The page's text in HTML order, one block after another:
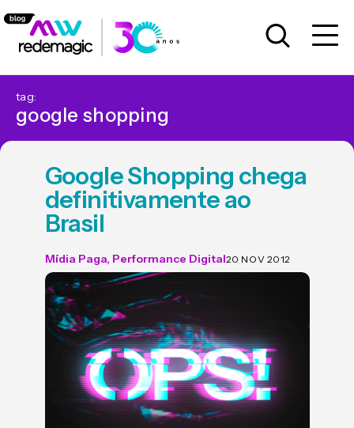
tag:
google shopping
Google Shopping chega
definitivamente ao
Brasil
Mídia Paga, Performance Digital20 NOV 2012